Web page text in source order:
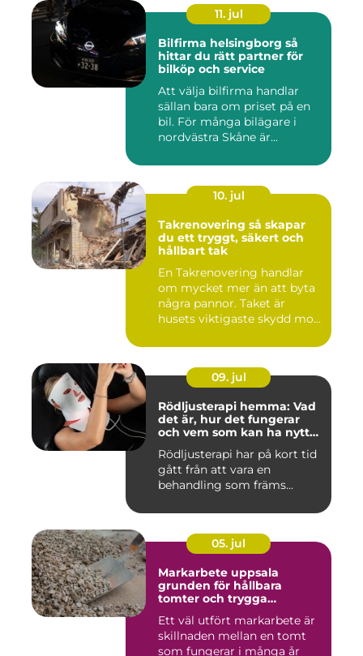
11. jul
Bilfirma helsingborg så
hittar du rätt partner för
bilköp och service
Att välja bilfirma handlar
sällan bara om priset på en
bil. För många bilägare i
nordvästra Skåne är...
10. jul
Takrenovering så skapar
du ett tryggt, säkert och
hållbart tak
En Takrenovering handlar
om mycket mer än att byta
några pannor. Taket är
husets viktigaste skydd mo...
09. jul
Rödljusterapi hemma: Vad
det är, hur det fungerar
och vem som kan ha nytta
Rödljusterapi har på kort tid
gått från att vara en
behandling som främs...
05. jul
Markarbete uppsala
grunden för hållbara
tomter och trygga
Ett väl utfört markarbete är
skillnaden mellan en tomt
som fungerar i många år